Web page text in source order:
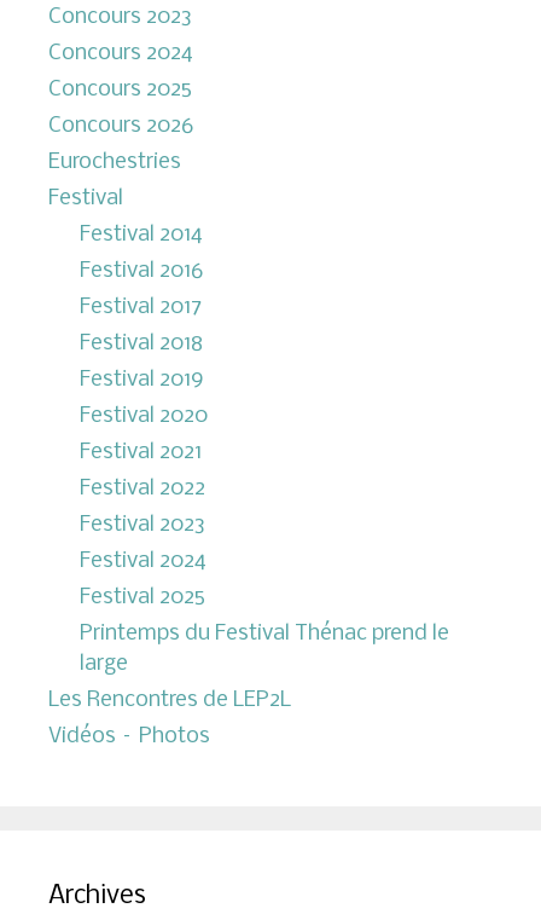
Concours 2023
Concours 2024
Concours 2025
Concours 2026
Eurochestries
Festival
Festival 2014
Festival 2016
Festival 2017
Festival 2018
Festival 2019
Festival 2020
Festival 2021
Festival 2022
Festival 2023
Festival 2024
Festival 2025
Printemps du Festival Thénac prend le
large
Les Rencontres de LEP2L
Vidéos – Photos
Archives